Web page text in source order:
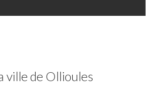
ville de Ollioules